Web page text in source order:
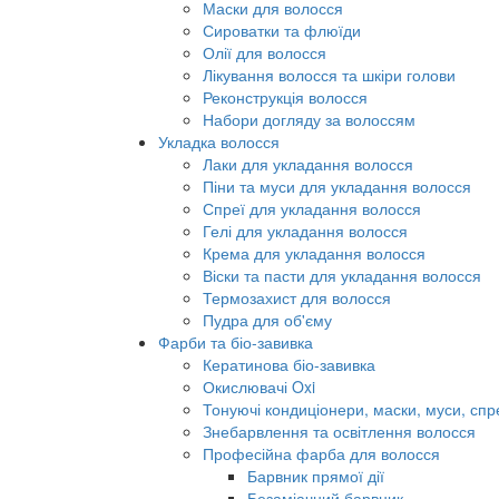
Маски для волосся
Сироватки та флюїди
Олії для волосся
Лікування волосся та шкіри голови
Реконструкція волосся
Набори догляду за волоссям
Укладка волосся
Лаки для укладання волосся
Піни та муси для укладання волосся
Спреї для укладання волосся
Гелі для укладання волосся
Крема для укладання волосся
Віски та пасти для укладання волосся
Термозахист для волосся
Пудра для об'єму
Фарби та біо-завивка
Кератинова біо-завивка
Окислювачі Oxi
Тонуючі кондиціонери, маски, муси,
Знебарвлення та освітлення волосся
Професійна фарба для волосся
Барвник прямої дії